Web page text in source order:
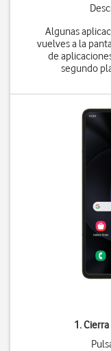
Algunas
vuelves a la
de
segundo
1.